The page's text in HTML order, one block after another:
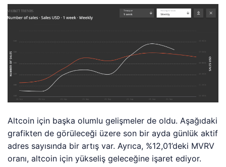
Altcoin için başka olumlu gelişmeler de oldu. Aşağıdaki
grafikten de görüleceği üzere son bir ayda günlük aktif
adres sayısında bir artış var. Ayrıca, %12,01’deki MVRV
oranı, altcoin için yükseliş geleceğine işaret ediyor.